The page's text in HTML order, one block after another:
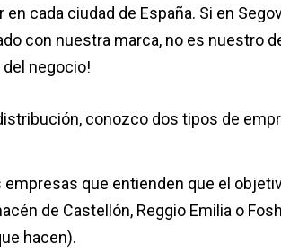
en cada ciudad de España. Si en
con nuestra marca, no es nuestro
negocio!
conozco dos tipos de
empresas que entienden que el
de Castellón, Reggio Emilia o
hacen).